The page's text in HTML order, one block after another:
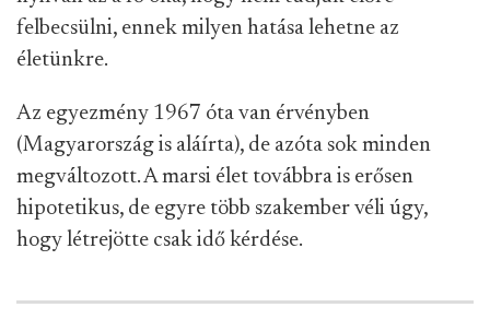
felbecsülni, ennek milyen hatása lehetne az
életünkre.
Az egyezmény 1967 óta van érvényben
(Magyarország is aláírta), de azóta sok minden
megváltozott. A marsi élet továbbra is erősen
hipotetikus, de egyre több szakember véli úgy,
hogy létrejötte csak idő kérdése.